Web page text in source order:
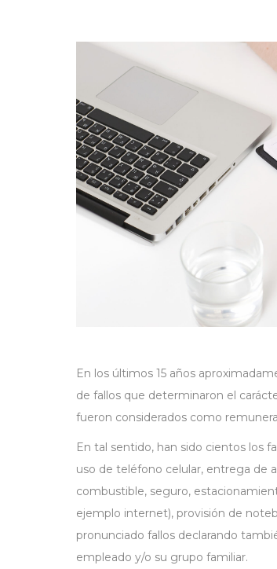
En los últimos 15 años
de fallos que determinaron el
fueron considerados como
En tal sentido, han sido cientos los
uso de teléfono celular, entrega de
combustible, seguro,
ejemplo internet), provisión de
pronunciado fallos declarando
empleado y/o su grupo familiar.